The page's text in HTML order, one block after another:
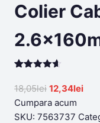
Colier
out of 5
based on
customer
ratings
18,05lei Original
price
was:
12,34lei
is:
Cumpara acum
SKU: 7563737